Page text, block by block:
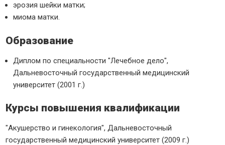
эрозия шейки матки;
миома матки.
Образование
Диплом по специальности "Лечебное дело",
Дальневосточный государственный медицинский
университет (2001 г.)
Курсы повышения квалификации
"Акушерство и гинекология", Дальневосточный
государственный медицинский университет (2009 г.)